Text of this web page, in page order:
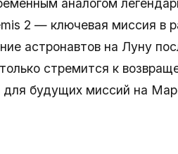
аналогом
2 — ключевая миссия в
астронавтов на Луну
стремится к
для будущих миссий на